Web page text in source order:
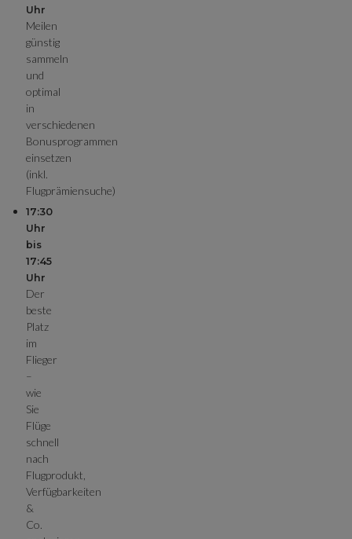
Uhr
Meilen
günstig
sammeln
und
optimal
in
verschiedenen
Bonusprogrammen
einsetzen
(inkl.
Flugprämiensuche)
17:30
Uhr
bis
17:45
Uhr
Der
beste
Platz
im
Flieger
–
wie
Sie
Flüge
schnell
nach
Flugprodukt,
Verfügbarkeiten
&
Co.